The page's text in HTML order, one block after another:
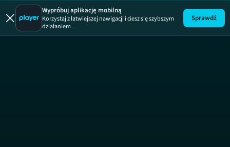
Wypróbuj aplikację mobilną
Korzystaj z łatwiejszej nawigacji i ciesz się szybszym
działaniem
Sprawdź